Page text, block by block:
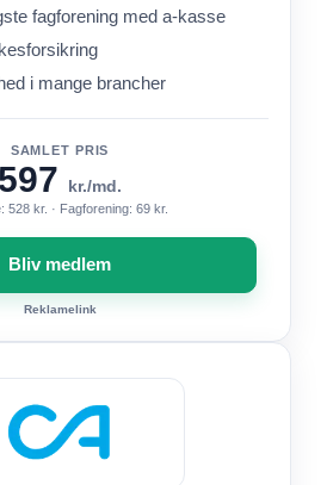
fagforening med a-kasse
i mange brancher
SAMLET PRIS
597 kr./md.
528 kr. · Fagforening: 69 kr.
Bliv medlem
Reklamelink